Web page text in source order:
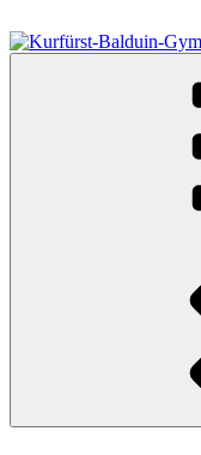
Inhalt
springen
Kurfürst-Balduin-